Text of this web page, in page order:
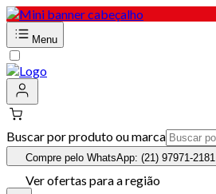
Menu
Buscar por produto ou marca
Compre pelo WhatsApp: (21) 97971-2181
Ver ofertas para a região